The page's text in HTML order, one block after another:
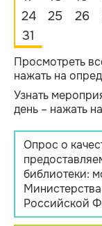
24
25 26
31
Просмотреть
нажать на
Узнать
день – нажать
Опрос о
библиотеки:
Российской